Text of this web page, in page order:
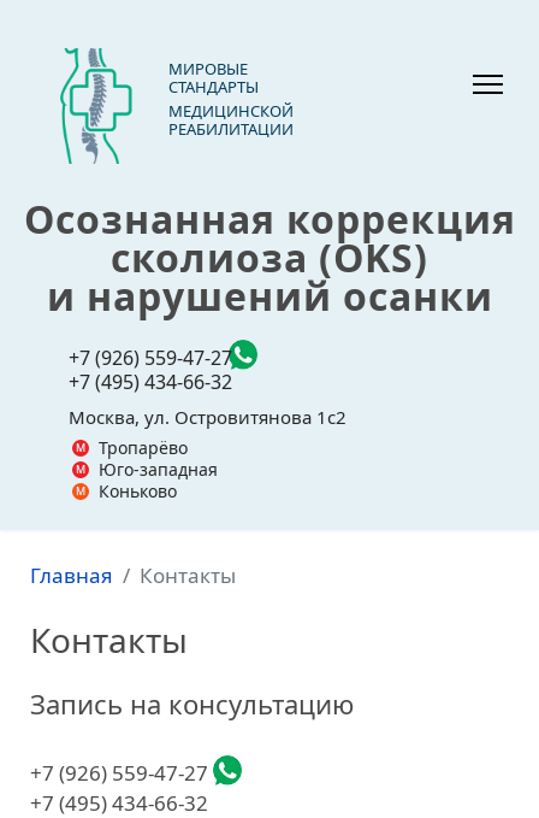
МИРОВЫЕ
СТАНДАРТЫ
МЕДИЦИНСКОЙ
РЕАБИЛИТАЦИИ
Осознанная коррекция
сколиоза (OKS)
и нарушений осанки
+7 (926) 559-47-27
+7 (495) 434-66-32
Москва, ул. Островитянова 1с2
Тропарёво
Юго-западная
Коньково
Главная Контакты
Контакты
Запись на консультацию
+7 (926) 559-47-27
+7 (495) 434-66-32